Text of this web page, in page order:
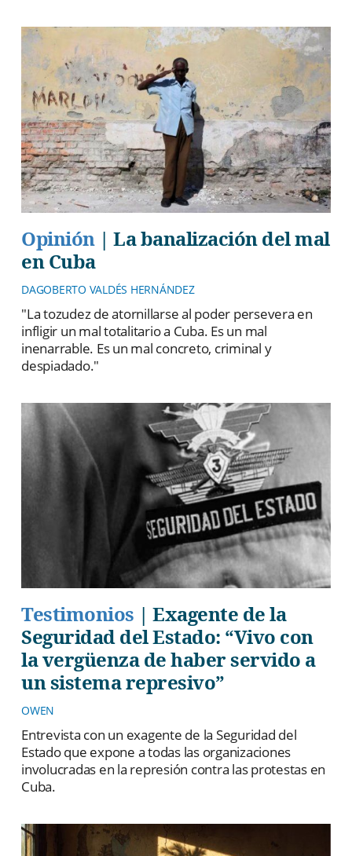
Opinión| La banalización del mal
en Cuba
DAGOBERTO VALDÉS HERNÁNDEZ
"La tozudez de atornillarse al poder persevera en
infligir un mal totalitario a Cuba. Es un mal
inenarrable. Es un mal concreto, criminal y
despiadado."
Testimonios | Exagente de la
Seguridad del Estado: “Vivo con
la vergüenza de haber servido a
un sistema represivo”
OWEN
Entrevista con un exagente de la Seguridad del
Estado que expone a todas las organizaciones
involucradas en la represión contra las protestas en
Cuba.